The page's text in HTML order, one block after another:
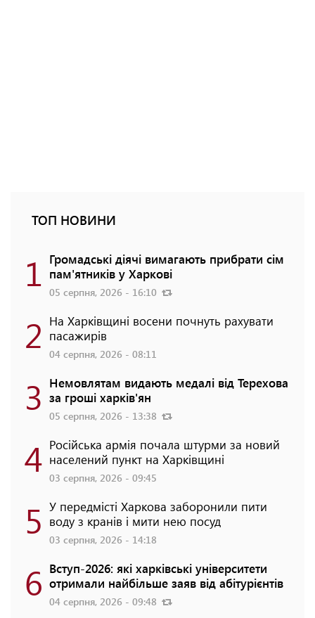
ТОП НОВИНИ
1 Громадські діячі вимагають прибрати сім
пам'ятників у Харкові
05 серпня, 2026 - 16:10
2 На Харківщині восени почнуть рахувати
пасажирів
04 серпня, 2026 - 08:11
3 Немовлятам видають медалі від Терехова
за гроші харків'ян
05 серпня, 2026 - 13:38
4 Російська армія почала штурми за новий
населений пункт на Харківщині
03 серпня, 2026 - 09:45
5 У передмісті Харкова заборонили пити
воду з кранів і мити нею посуд
03 серпня, 2026 - 14:18
6 Вступ-2026: які харківські університети
отримали найбільше заяв від абітурієнтів
04 серпня, 2026 - 09:48